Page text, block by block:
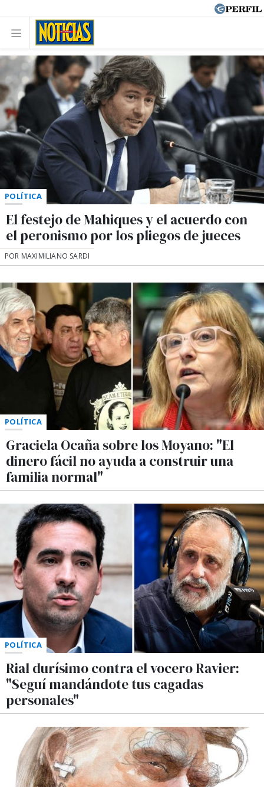
POLÍTICA
El festejo de Mahiques y el acuerdo con
el peronismo por los pliegos de jueces
POR MAXIMILIANO SARDI
POLÍTICA
Graciela Ocaña sobre los Moyano: "El
dinero fácil no ayuda a construir una
familia normal"
POLÍTICA
Rial durísimo contra el vocero Ravier:
"Seguí mandándote tus cagadas
personales"